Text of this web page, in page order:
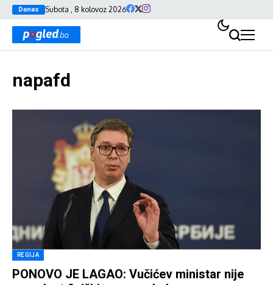
Danas Subota , 8 kolovoz 2026
napafd
REGIJA
PONOVO JE LAGAO: Vučićev ministar nije